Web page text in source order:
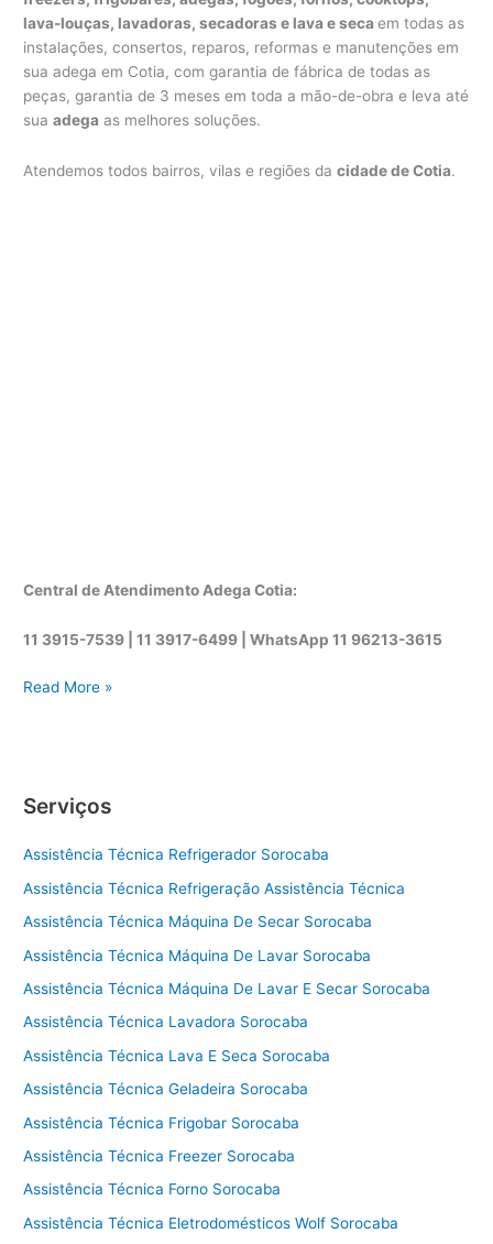
lava-louças, lavadoras, secadoras e lava e secaem todas as
instalações, consertos, reparos, reformas e manutenções em
sua adega em Cotia, com garantia de fábrica de todas as
peças, garantia de 3 meses em toda a mão-de-obra e leva até
suaadega as melhores soluções.
Atendemos todos bairros, vilas e regiões dacidade de Cotia.
Central de Atendimento Adega Cotia:
11 3915-7539 | 11 3917-6499 |WhatsApp11 96213-3615
A
t
n
c
a
t
n
a
a
g
a
Read More »
Serviços
Assistência Técnica Refrigerador Sorocaba
Assistência Técnica Refrigeração Assistência Técnica
Assistência Técnica Máquina De Secar Sorocaba
Assistência Técnica Máquina De Lavar Sorocaba
Assistência Técnica Máquina De Lavar E Secar Sorocaba
Assistência Técnica Lavadora Sorocaba
Assistência Técnica Lava E Seca Sorocaba
Assistência Técnica Geladeira Sorocaba
Assistência Técnica Frigobar Sorocaba
Assistência Técnica Freezer Sorocaba
Assistência Técnica Forno Sorocaba
Assistência Técnica Eletrodomésticos Wolf Sorocaba